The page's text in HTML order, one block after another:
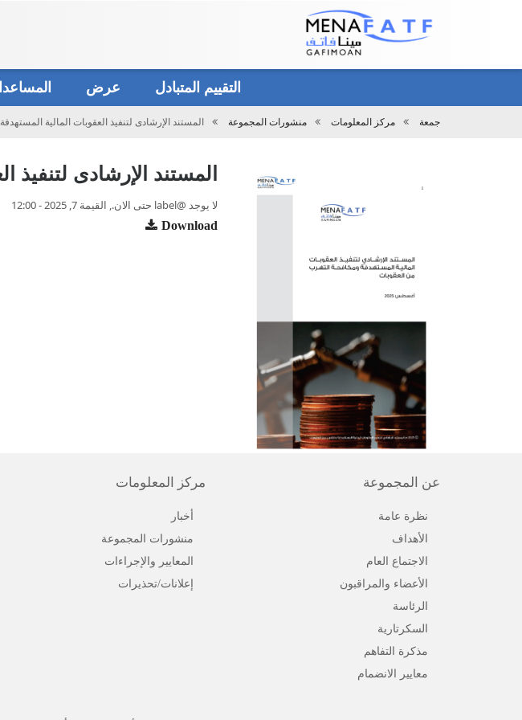
التقييم المتبادل عرض
تحميل
جمعة مركز المعلومات منشورات المجموعة المستند الإرشادى لتنفیذ العقوبات المالیة
المستند الإرشادى لتنفیذ
لا يوجد @label حتى الان., القيمة 7, 2025 - 12:00
Download
مركز المعلومات
أخبار
منشورات المجموعة
المعايير والإجراءات
إعلانات/تحذيرات
عن المجموعة
نظرة عامة
الأهداف
الاجتماع العام
الأعضاء والمراقبون
الرئاسة
السكرتارية
مذكرة التفاهم
معايير الانضمام